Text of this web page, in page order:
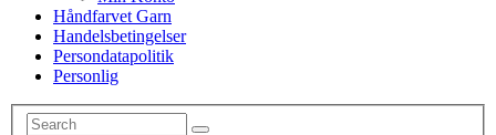
Håndfarvet Garn
Handelsbetingelser
Persondatapolitik
Personlig